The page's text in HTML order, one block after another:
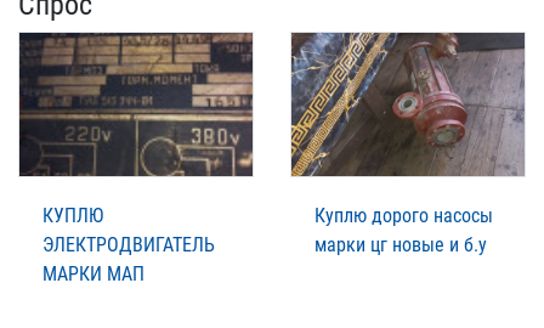
КУПЛЮ
ЭЛЕКТРОДВИГАТЕЛЬ
МАРКИ МАП
Куплю дорого насосы
марки цг новые и б.у